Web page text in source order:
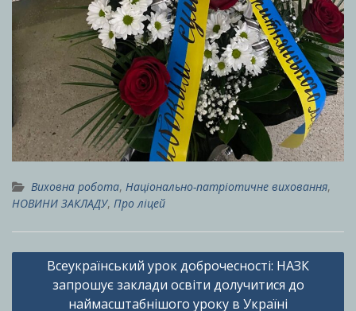
Виховна робота, Національно-патріотичне виховання,
НОВИНИ ЗАКЛАДУ, Про ліцей
Навігація
записів
Всеукраїнський урок доброчесності: НАЗК
запрошує заклади освіти долучитися до
наймасштабнішого уроку в Україні